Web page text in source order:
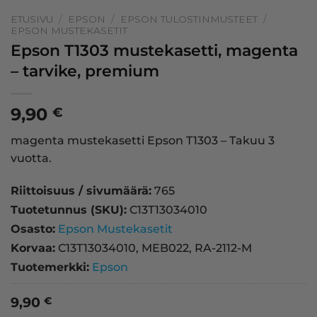
ETUSIVU / EPSON / EPSON TULOSTINMUSTEET /
EPSON MUSTEKASETIT
Epson T1303 mustekasetti, magenta
– tarvike, premium
9,90 €
magenta mustekasetti Epson T1303 – Takuu 3
vuotta.
Riittoisuus / sivumäärä: 765
Tuotetunnus (SKU): C13T13034010
Osasto: Epson Mustekasetit
Korvaa: C13T13034010, MEB022, RA-2112-M
Tuotemerkki: Epson
9,90 €